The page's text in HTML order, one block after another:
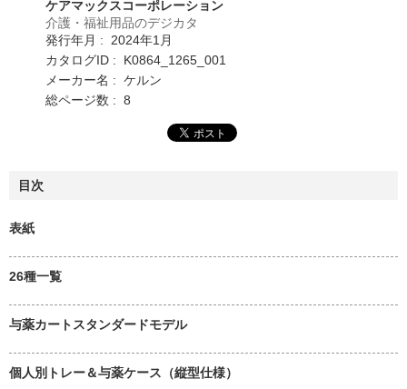
ケアマックスコーポレーション
介護・福祉用品のデジカタ
発行年月 : 2024年1月
カタログID : K0864_1265_001
メーカー名 : ケルン
総ページ数 : 8
目次
表紙
26種一覧
与薬カートスタンダードモデル
個人別トレー＆与薬ケース（縦型仕様）